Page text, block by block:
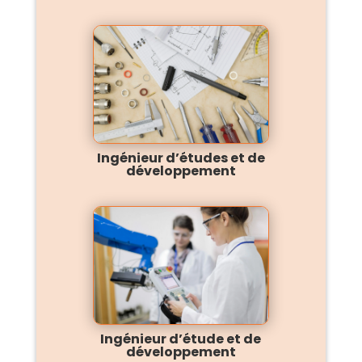
Ingénieur d’études et de
développement
Ingénieur d’étude et de
développement